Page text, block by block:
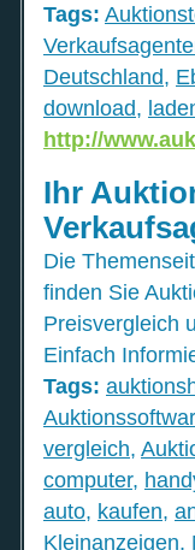
Tags:
Deutschland,
download,
http://
Ihr
Die
finden Sie
Preisvergleich
Einfach
Tags:
vergleich,
computer,
auto, kaufen,
Kleinanzeigen,